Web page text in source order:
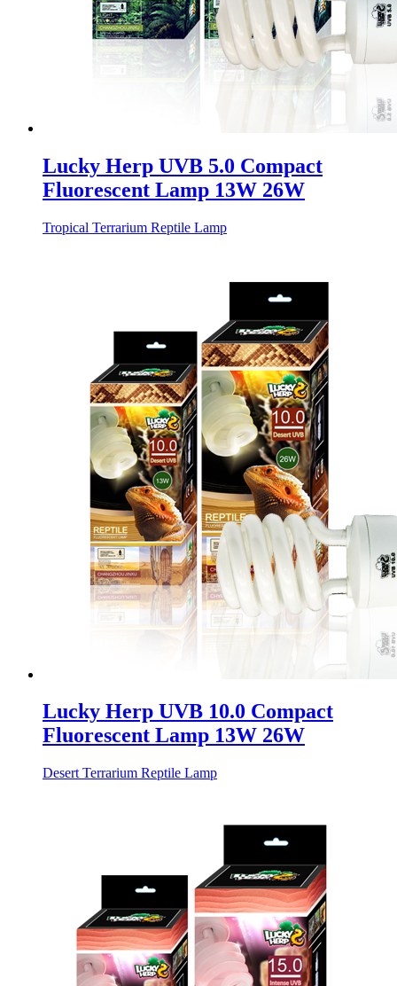
Lucky Herp UVB 5.0 Compact
Fluorescent Lamp 13W 26W
Tropical Terrarium Reptile Lamp
Lucky Herp UVB 10.0 Compact
Fluorescent Lamp 13W 26W
Desert Terrarium Reptile Lamp